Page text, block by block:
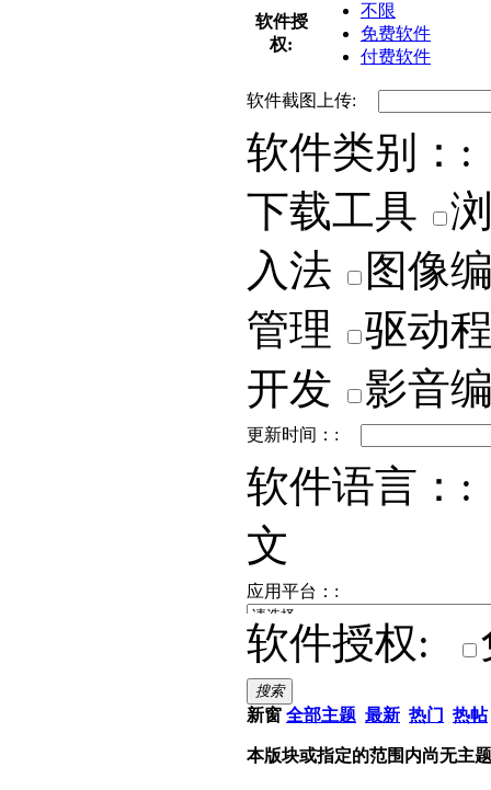
软件授
权:
不限
免费软件
付费软件
软件截图上传:
软件类别：:
下载工具
入法
图像
管理
驱动
开发
影音
更新时间：:
软件语言：:
文
应用平台：:
软件授权:
搜索
新窗 全部主题 最新 热门 热帖
本版块或指定的范围内尚无主题